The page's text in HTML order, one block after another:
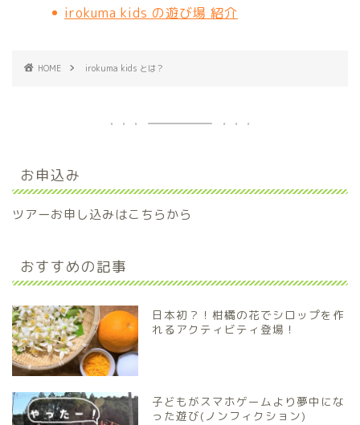
irokuma kids の遊び場 紹介
HOME irokuma kids とは？
お申込み
ツアーお申し込みはこちらから
おすすめの記事
日本初？！柑橘の花でシロップを作
れるアクティビティ登場！
子どもがスマホゲームより夢中にな
った遊び(ノンフィクション)